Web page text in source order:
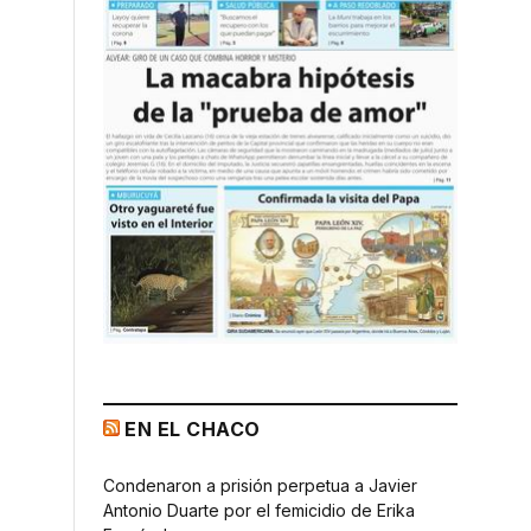
EN EL CHACO
Condenaron a prisión perpetua a Javier
Antonio Duarte por el femicidio de Erika